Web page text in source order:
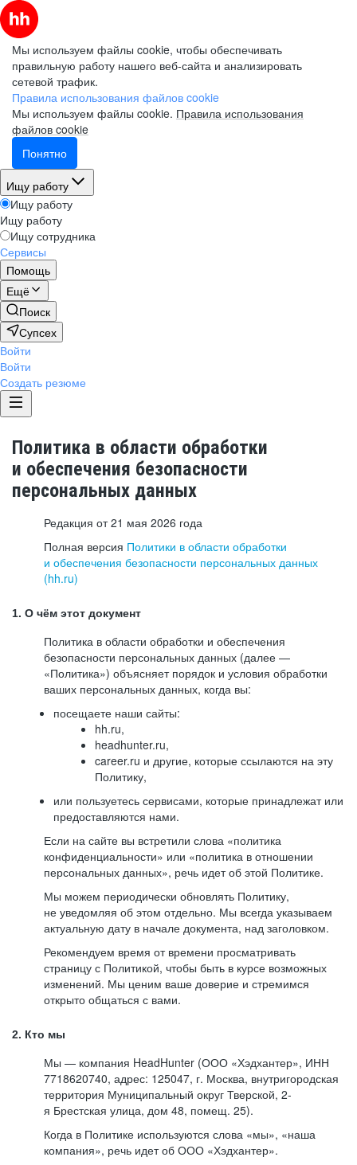
Мы используем файлы cookie, чтобы обеспечивать
правильную работу нашего веб-сайта и анализировать
сетевой трафик.
Правила использования файлов cookie
Мы используем файлы cookie. Правила использования
файлов cookie
Понятно
Ищу работу
Ищу работу
Ищу работу
Ищу сотрудника
Сервисы
Помощь
Ещё
Поиск
Супсех
Войти
Войти
Создать резюме
Политика в области обработки
и обеспечения безопасности
персональных данных
Редакция от 21 мая 2026 года
Полная версия Политики в области обработки
и обеспечения безопасности персональных данных
(hh.ru)
1. О чём этот документ
Политика в области обработки и обеспечения
безопасности персональных данных (далее —
«Политика») объясняет порядок и условия обработки
ваших персональных данных, когда вы:
посещаете наши сайты:
hh.ru,
headhunter.ru,
career.ru и другие, которые ссылаются на эту
Политику,
или пользуетесь сервисами, которые принадлежат или
предоставляются нами.
Если на сайте вы встретили слова «политика
конфиденциальности» или «политика в отношении
персональных данных», речь идет об этой Политике.
Мы можем периодически обновлять Политику,
не уведомляя об этом отдельно. Мы всегда указываем
актуальную дату в начале документа, над заголовком.
Рекомендуем время от времени просматривать
страницу с Политикой, чтобы быть в курсе возможных
изменений. Мы ценим ваше доверие и стремимся
открыто общаться с вами.
2. Кто мы
Мы — компания HeadHunter (ООО «Хэдхантер», ИНН
7718620740, адрес: 125047, г. Москва, внутригородская
территория Муниципальный округ Тверской, 2-
я Брестская улица, дом 48, помещ. 25).
Когда в Политике используются слова «мы», «наша
компания», речь идет об ООО «Хэдхантер».